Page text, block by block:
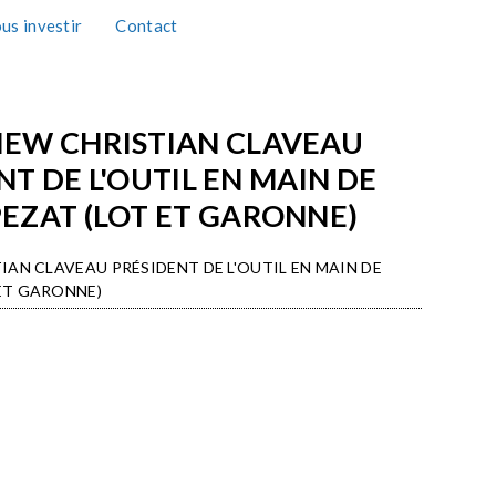
investir Contact
CHRISTIAN CLAVEAU
DE L'OUTIL EN MAIN DE
(LOT ET GARONNE)
CLAVEAU PRÉSIDENT DE L'OUTIL EN MAIN DE
GARONNE)